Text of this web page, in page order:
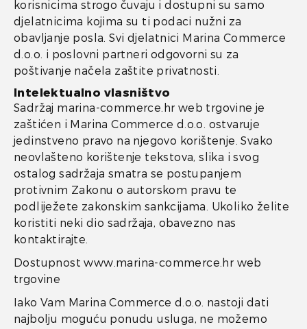
korisnicima strogo čuvaju i dostupni su samo
djelatnicima kojima su ti podaci nužni za
obavljanje posla. Svi djelatnici Marina Commerce
d.o.o. i poslovni partneri odgovorni su za
poštivanje načela zaštite privatnosti.
Intelektualno vlasništvo
Sadržaj marina-commerce.hr web trgovine je
zaštićen i Marina Commerce d.o.o. ostvaruje
jedinstveno pravo na njegovo korištenje. Svako
neovlašteno korištenje tekstova, slika i svog
ostalog sadržaja smatra se postupanjem
protivnim Zakonu o autorskom pravu te
podliježete zakonskim sankcijama. Ukoliko želite
koristiti neki dio sadržaja, obavezno nas
kontaktirajte.
Dostupnost www.marina-commerce.hr web
trgovine
Iako Vam Marina Commerce d.o.o. nastoji dati
najbolju moguću ponudu usluga, ne možemo